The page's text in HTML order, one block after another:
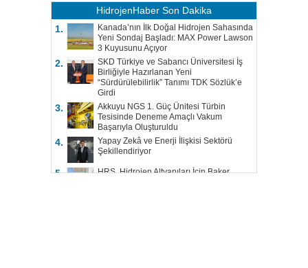
HidrojenHaber Son Dakika
1.
Kanada’nın İlk Doğal Hidrojen Sahasında
Yeni Sondaj Başladı: MAX Power Lawson
3 Kuyusunu Açıyor
2.
SKD Türkiye ve Sabancı Üniversitesi İş
Birliğiyle Hazırlanan Yeni
“Sürdürülebilirlik” Tanımı TDK Sözlük’e
Girdi
3.
Akkuyu NGS 1. Güç Ünitesi Türbin
Tesisinde Deneme Amaçlı Vakum
Başarıyla Oluşturuldu
4.
Yapay Zekâ ve Enerji İlişkisi Sektörü
Şekillendiriyor
5.
HRS, Hidrojen Altyapıları İçin Baker